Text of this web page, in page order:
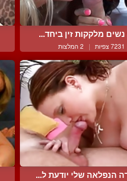
מלקקות זין ביחד...
7231 צפיות | 2 המלצות
הנפלאה שלי יודעת ל...